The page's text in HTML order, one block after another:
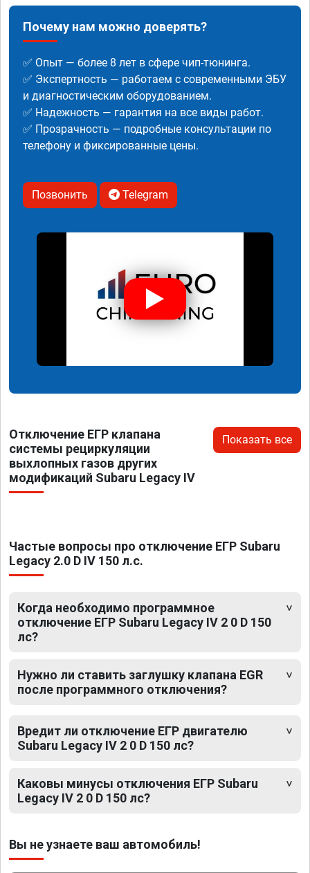
Почему нам можно доверять?
✅ Опыт — более 8 лет в сфере чип-тюнинга.
✅ Экспертность — работаем с современными ЭБУ
и диагностическим оборудованием.
✅ Надежность — гарантия на все виды работ.
✅ Прозрачность — подробные консультации по
телефону и фиксированные цены.
Позвонить Telegram
Отключение ЕГР клапана
системы рециркуляции
выхлопных газов других
модификаций Subaru Legacy IV
Показать все
Частые вопросы про отключение ЕГР Subaru
Legacy 2.0 D IV 150 л.с.
Когда необходимо программное
отключение ЕГР Subaru Legacy IV 2 0 D 150
лс?
Нужно ли ставить заглушку клапана EGR
после программного отключения?
Вредит ли отключение ЕГР двигателю
Subaru Legacy IV 2 0 D 150 лс?
Каковы минусы отключения ЕГР Subaru
Legacy IV 2 0 D 150 лс?
Вы не узнаете ваш автомобиль!